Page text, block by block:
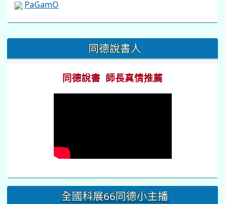
PaGamO
::: 同德說書人
同德說書 師長真情推薦
全國科展66同德小主播